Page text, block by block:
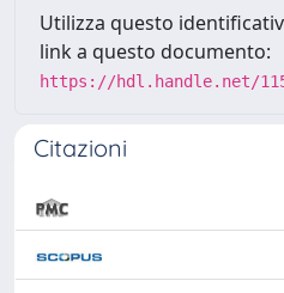
Utilizza questo
link a questo documento:
https://hdl.handle.net/
Citazioni